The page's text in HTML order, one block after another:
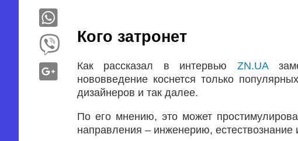
Кого затронет
Как рассказал в интервью ZN.UA
нововведение коснется только
дизайнеров и так далее.
По его мнению, это может
направления – инженерию, естествознание